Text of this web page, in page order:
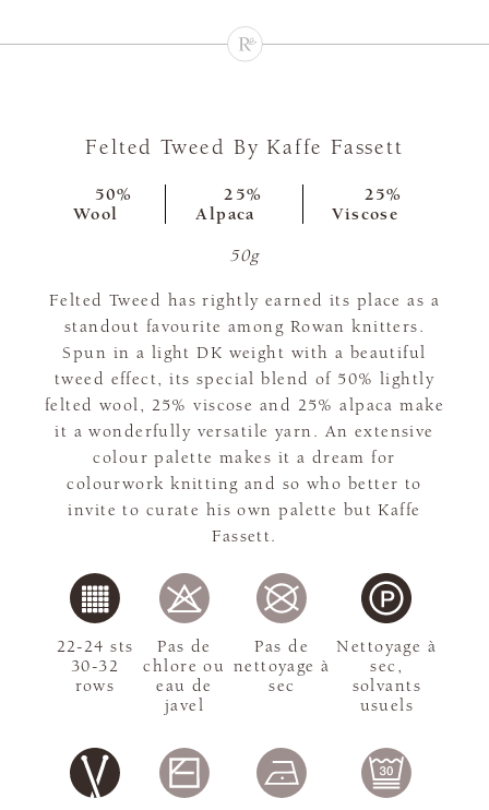
Felted Tweed By Kaffe Fassett
50%
Wool
25%
Alpaca
25%
Viscose
50g
Felted Tweed has rightly earned its place as a
standout favourite among Rowan knitters.
Spun in a light DK weight with a beautiful
tweed effect, its special blend of 50% lightly
felted wool, 25% viscose and 25% alpaca make
it a wonderfully versatile yarn. An extensive
colour palette makes it a dream for
colourwork knitting and so who better to
invite to curate his own palette but Kaffe
Fassett.
22-24 sts
30-32
rows
Pas de
chlore ou
eau de
javel
Pas de
nettoyage à
sec
Nettoyage à
sec,
solvants
usuels